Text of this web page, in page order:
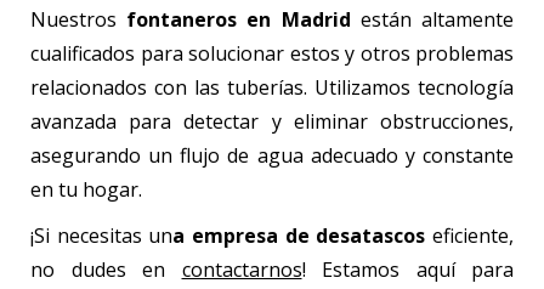
Nuestros fontaneros en Madrid están altamente
cualificados para solucionar estos y otros problemas
relacionados con las tuberías. Utilizamos tecnología
avanzada para detectar y eliminar obstrucciones,
asegurando un flujo de agua adecuado y constante
en tu hogar.
¡Si necesitas una empresa de desatascoseficiente,
no dudes en contactarnos! Estamos aquí para